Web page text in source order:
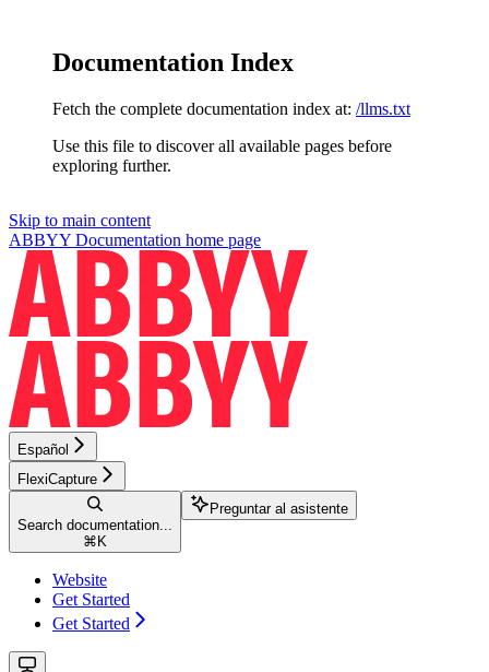
Documentation Index
Fetch the complete documentation index at: /llms.txt
Use this file to discover all available pages before
exploring further.
Skip to main content
ABBYY Documentation home page
Español
FlexiCapture
Search documentation...
⌘ K
Preguntar al asistente
Website
Get Started
Get Started